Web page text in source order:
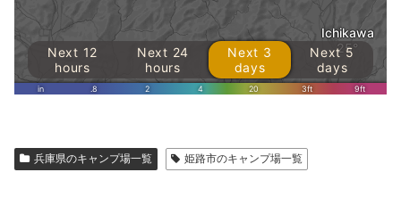
兵庫県のキャンプ場一覧 姫路市のキャンプ場一覧